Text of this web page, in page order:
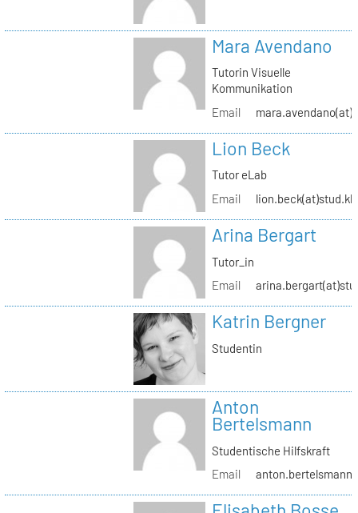
Mara Avendano
Tutorin Visuelle
Kommunikation
Email
Lion Beck
Tutor eLab
Email
Arina Bergart
Tutor_in
Email
Katrin Bergner
Studentin
Anton
Bertelsmann
Studentische Hilfskraft
Email